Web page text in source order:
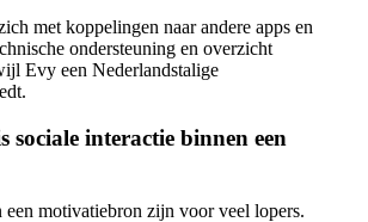
met koppelingen naar andere apps en
ondersteuning en overzicht
Evy een Nederlandstalige
sociale interactie binnen een
een motivatiebron zijn voor veel lopers.